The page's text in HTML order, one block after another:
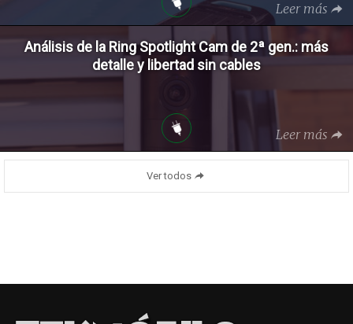
Leer más
Análisis de la Ring Spotlight Cam de 2ª gen.: más
detalle y libertad sin cables
Leer más
Ver todos